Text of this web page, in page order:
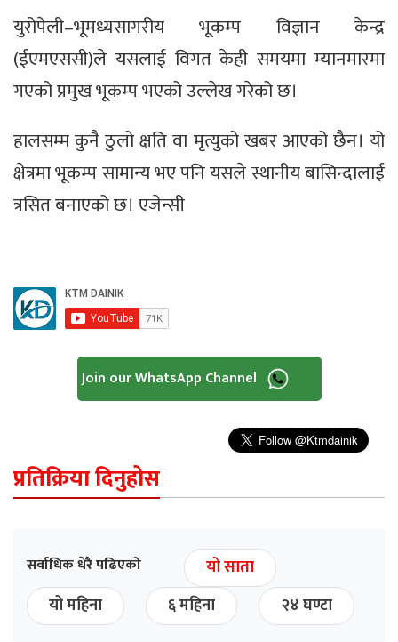
युरोपेली–भूमध्यसागरीय भूकम्प विज्ञान केन्द्र
(ईएमएससी)ले यसलाई विगत केही समयमा म्यानमारमा
गएको प्रमुख भूकम्प भएको उल्लेख गरेको छ।
हालसम्म कुनै ठुलो क्षति वा मृत्युको खबर आएको छैन। यो
क्षेत्रमा भूकम्प सामान्य भए पनि यसले स्थानीय बासिन्दालाई
त्रसित बनाएको छ। एजेन्सी
Join our WhatsApp Channel
प्रतिक्रिया दिनुहोस
सर्वाधिक धेरै पढिएको
यो साता
यो महिना
६ महिना २४ घण्टा